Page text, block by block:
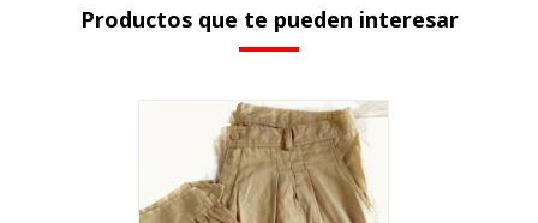
Productos que te pueden interesar